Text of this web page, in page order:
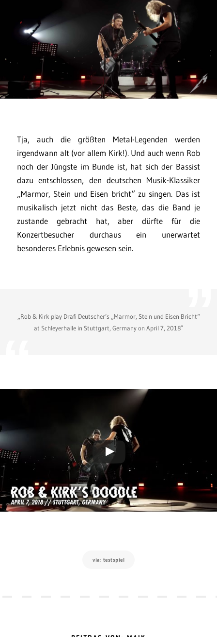
Tja, auch die größten Metal-Legenden werden
irgendwann alt (vor allem Kirk!). Und auch wenn Rob
noch der Jüngste im Bunde ist, hat sich der Bassist
dazu entschlossen, den deutschen Musik-Klassiker
„Marmor, Stein und Eisen bricht“ zu singen. Das ist
musikalisch jetzt nicht das Beste, das die Band je
zustande gebracht hat, aber dürfte für die
Konzertbesucher durchaus ein unerwartet
besonderes Erlebnis gewesen sein.
„Rob & Kirk play Drafi Deutscher’s „Marmor, Stein und Eisen Bricht“
at Schleyerhalle in Stuttgart, Germany on April 7, 2018″
via: testspiel